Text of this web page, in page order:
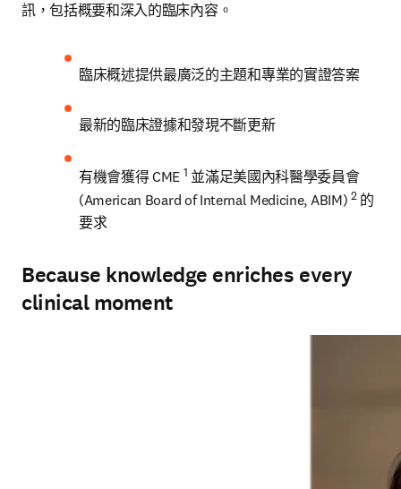
訊，包括概要和深入的臨床內容。
臨床概述提供最廣泛的主題和專業的實證答案
最新的臨床證據和發現不斷更新
有機會獲得 CME 1 並滿足美國內科醫學委員會
(American Board of Internal Medicine, ABIM) 2 的
要求
Because knowledge enriches every
clinical moment